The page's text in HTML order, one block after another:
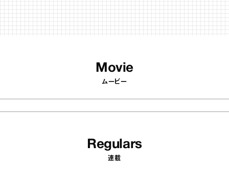
Movie
ムービー
Regulars
連載